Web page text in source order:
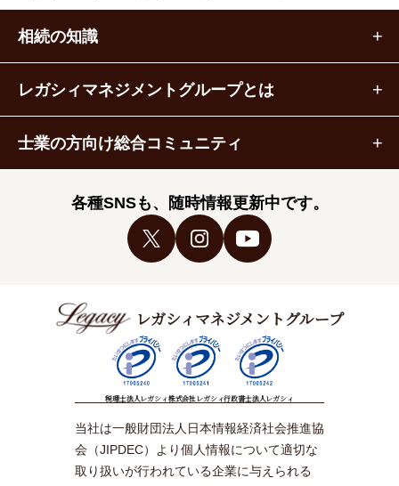
相続の知識
レガシィマネジメントグループとは
士業の方向け総合コミュニティ
各種SNSも、随時情報更新中です。
レガシィマネジメントグループ
税理士法人レガシィ株式会社レガシィ行政書士法人レガシィ
当社は一般財団法人日本情報経済社会推進協
会（JIPDEC）より個人情報について適切な
取り扱いが行われている企業に与えられる